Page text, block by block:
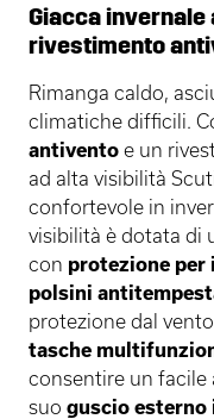
Giacca
rivestimento
Rimanga caldo,
climatiche difficili.
antivento e un
ad alta visibilità
confortevole in
visibilità è dotata di
con protezione per
polsini
protezione dal
tasche
consentire un facile
suoguscio